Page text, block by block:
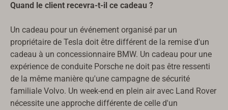
Quand le client recevra-t-il ce cadeau ?
Un cadeau pour un événement organisé par un
propriétaire de Tesla doit être différent de la remise d'un
cadeau à un concessionnaire BMW. Un cadeau pour une
expérience de conduite Porsche ne doit pas être ressenti
de la même manière qu'une campagne de sécurité
familiale Volvo. Un week-end en plein air avec Land Rover
nécessite une approche différente de celle d'un